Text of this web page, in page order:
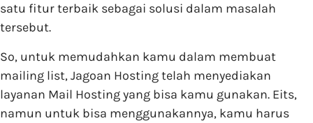
satu fitur terbaik sebagai solusi dalam masalah
tersebut.
So, untuk memudahkan kamu dalam membuat
mailing list, Jagoan Hosting telah menyediakan
layanan Mail Hosting yang bisa kamu gunakan. Eits,
namun untuk bisa menggunakannya, kamu harus